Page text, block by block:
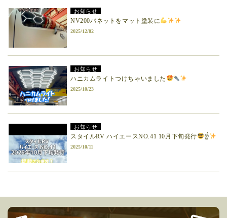
お知らせ
NV200バネットをマット塗装に
2025/12/02
お知らせ
ハニカムライトつけちゃいました
2025/10/23
お知らせ
スタイルRV ハイエースNO.41 10月下旬発行 ☝
2025/10/11